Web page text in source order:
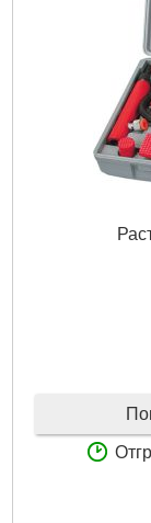
4
Габариты